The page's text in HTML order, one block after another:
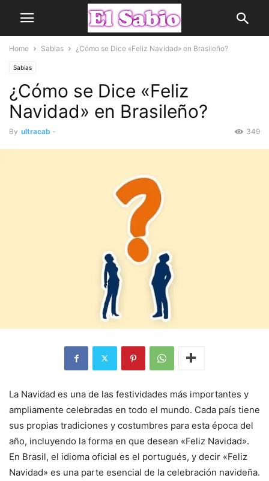
Home Sabias ¿Cómo se Dice «Feliz Navidad» en Brasileño?
Sabias
¿Cómo se Dice «Feliz
Navidad» en Brasileño?
By ultracab - 349
La Navidad es una de las festividades más importantes y
ampliamente celebradas en todo el mundo. Cada país tiene
sus propias tradiciones y costumbres para esta época del
año, incluyendo la forma en que desean «Feliz Navidad».
En Brasil, el idioma oficial es el portugués, y decir «Feliz
Navidad» es una parte esencial de la celebración navideña.